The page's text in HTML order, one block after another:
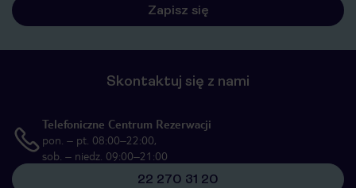
Skontaktuj się z nami
Telefoniczne Centrum Rezerwacji
pon. – pt. 08:00–22:00,
sob. – niedz. 09:00–21:00
22 270 31 20